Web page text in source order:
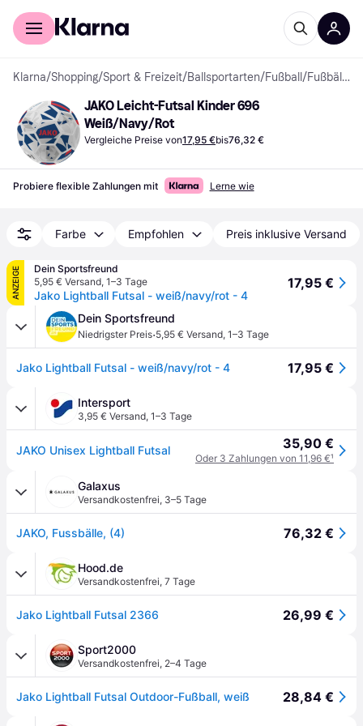
Für Shopper
Klarna/Shopping/Sport & Freizeit/Ballsportarten/Fußball / Fußbälle
JAKO Leicht-Futsal Kinder 696
Weiß/Navy/Rot
Vergleiche Preise von17,95 €bis76,32 €
Probiere flexible Zahlungen mit Lerne wie
Farbe Empfohlen Preis inklusive Versand
ANZEIGE
Dein Sportsfreund
5,95 € Versand, 1–3 Tage
Jako Lightball Futsal - weiß/navy/rot - 4
17,95 €
Dein Sportsfreund
Niedrigster Preis·5,95 € Versand, 1–3 Tage
Jako Lightball Futsal - weiß/navy/rot - 4 17,95 €
Intersport
3,95 € Versand, 1–3 Tage
JAKO Unisex Lightball Futsal 35,90 €
Oder 3 Zahlungen von 11,96 €¹
Galaxus
Versandkostenfrei, 3–5 Tage
JAKO, Fussbälle, (4) 76,32 €
Hood.de
Versandkostenfrei, 7 Tage
Jako Lightball Futsal 2366 26,99 €
Sport2000
Versandkostenfrei, 2–4 Tage
Jako Lightball Futsal Outdoor-Fußball, weiß 28,84 €